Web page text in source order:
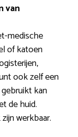
van
medische
of katoen
ook zelf een
kan
de huid.
werkbaar.